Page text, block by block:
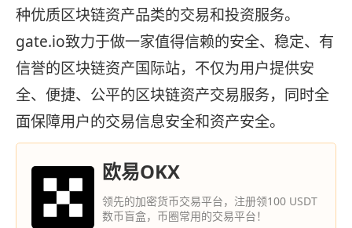
种优质区块链资产品类的交易和投资服务。
gate.io致力于做一家值得信赖的安全、稳定、有
信誉的区块链资产国际站，不仅为用户提供安
全、便捷、公平的区块链资产交易服务，同时全
面保障用户的交易信息安全和资产安全。
欧易OKX
领先的加密货币交易平台，注册领100 USDT
数币盲盒，币圈常用的交易平台！